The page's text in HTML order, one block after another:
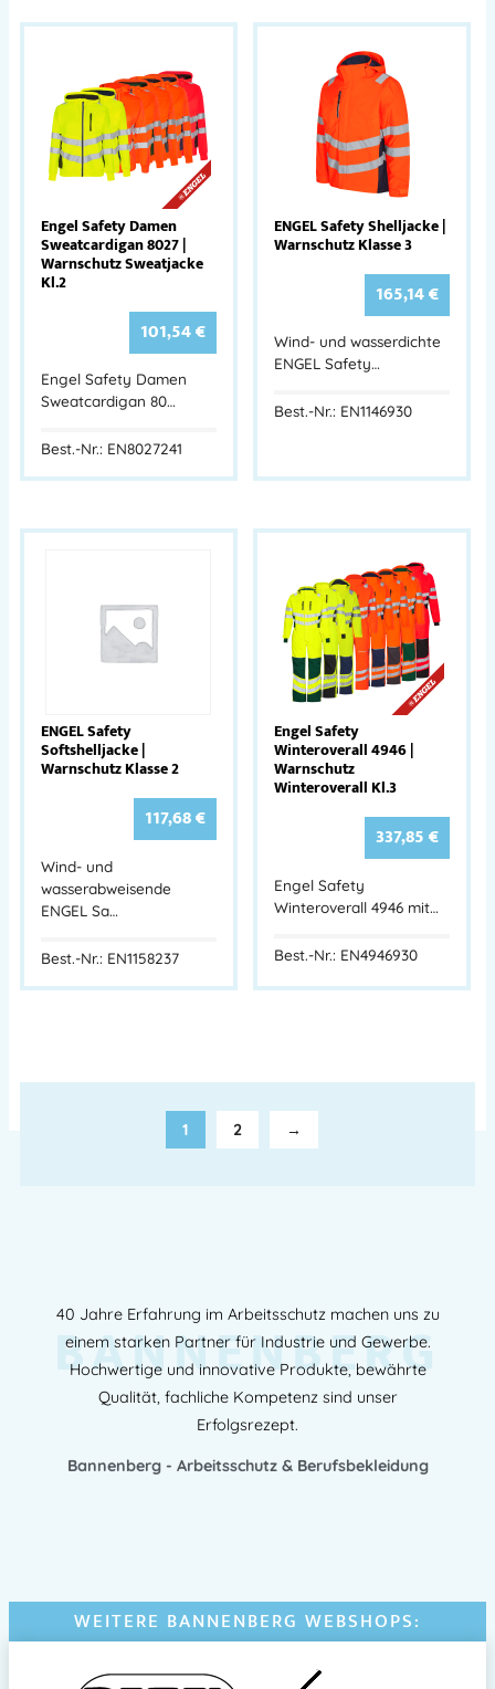
Engel Safety Damen
Sweatcardigan 8027 |
Warnschutz Sweatjacke
Kl.2
101,54€
Engel Safety Damen
Sweatcardigan 80…
Best.-Nr.: EN8027241
ENGEL Safety Shelljacke |
Warnschutz Klasse 3
165,14€
Wind- und wasserdichte
ENGEL Safety…
Best.-Nr.: EN1146930
ENGEL Safety
Softshelljacke |
Warnschutz Klasse 2
117,68€
Wind- und
wasserabweisende
ENGEL Sa…
Best.-Nr.: EN1158237
Engel Safety
Winteroverall 4946 |
Warnschutz
Winteroverall Kl.3
337,85€
Engel Safety
Winteroverall 4946 mit…
Best.-Nr.: EN4946930
1 2 →
40 Jahre Erfahrung im Arbeitsschutz machen uns zu
einem starken Partner für Industrie und Gewerbe.
Hochwertige und innovative Produkte, bewährte
Qualität, fachliche Kompetenz sind unser
Erfolgsrezept.
Bannenberg - Arbeitsschutz & Berufsbekleidung
BANNENBERG
WEITERE BANNENBERG WEBSHOPS: